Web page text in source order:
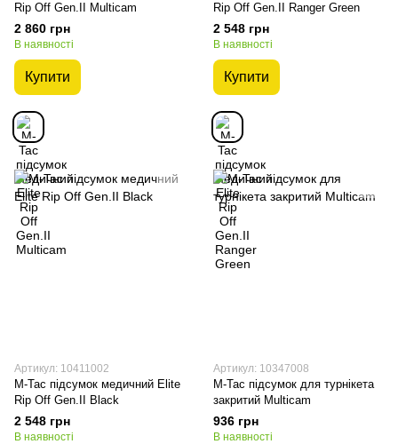
Rip Off Gen.II Multicam
2 860 грн
В наявності
Купити
Rip Off Gen.II Ranger Green
2 548 грн
В наявності
Купити
Артикул: 10411002
M-Tac підсумок медичний Elite
Rip Off Gen.II Black
2 548 грн
В наявності
Артикул: 10347008
M-Tac підсумок для турнікета
закритий Multicam
936 грн
В наявності